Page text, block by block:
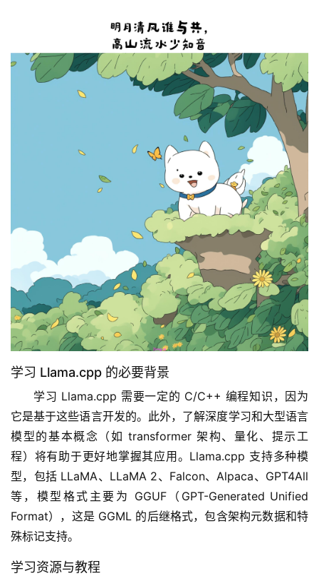
学习 Llama.cpp 的必要背景
学习 Llama.cpp 需要一定的 C/C++ 编程知识，因为
它是基于这些语言开发的。此外，了解深度学习和大型语言
模型的基本概念（如 transformer 架构、量化、提示工
程）将有助于更好地掌握其应用。Llama.cpp 支持多种模
型，包括 LLaMA、LLaMA 2、Falcon、Alpaca、GPT4All
等，模型格式主要为 GGUF（GPT-Generated Unified
Format），这是 GGML 的后继格式，包含架构元数据和特
殊标记支持。
学习资源与教程